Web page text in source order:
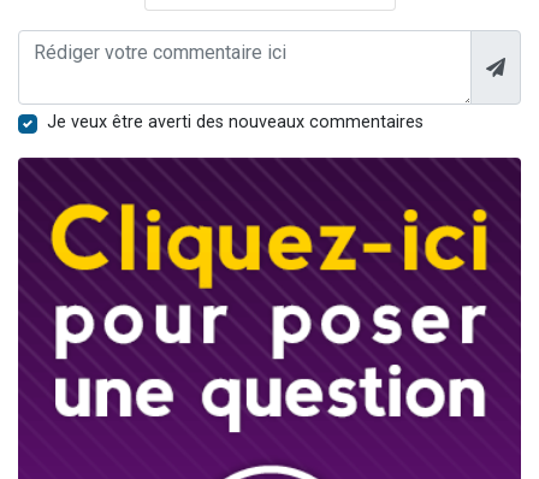
Je veux être averti des nouveaux commentaires